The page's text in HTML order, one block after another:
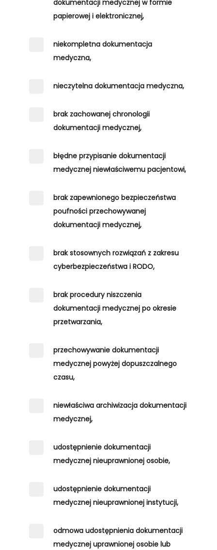
dokumentacji medycznej w formie
papierowej i elektronicznej,
niekompletna dokumentacja
medyczna,
nieczytelna dokumentacja medyczna,
brak zachowanej chronologii
dokumentacji medycznej,
błędne przypisanie dokumentacji
medycznej niewłaściwemu pacjentowi,
brak zapewnionego bezpieczeństwa
poufności przechowywanej
dokumentacji medycznej,
brak stosownych rozwiązań z zakresu
cyberbezpieczeństwa i RODO,
brak procedury niszczenia
dokumentacji medycznej po okresie
przetwarzania,
przechowywanie dokumentacji
medycznej powyżej dopuszczalnego
czasu,
niewłaściwa archiwizacja dokumentacji
medycznej,
udostępnienie dokumentacji
medycznej nieuprawnionej osobie,
udostępnienie dokumentacji
medycznej nieuprawnionej instytucji,
odmowa udostępnienia dokumentacji
medycznej uprawnionej osobie lub